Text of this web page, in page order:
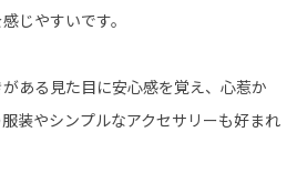
じやすいです。
ある見た目に安心感を覚え、心惹か
装やシンプルなアクセサリーも好まれ